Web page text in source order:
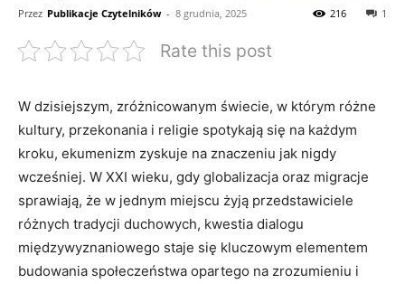
Przez Publikacje Czytelników - 8 grudnia, 2025 1
216
Rate this post
W dzisiejszym, zróżnicowanym świecie, w którym różne
kultury, ⁢przekonania i religie spotykają się ‌na każdym
⁤kroku, ekumenizm zyskuje na znaczeniu jak nigdy
wcześniej. W XXI wieku, gdy globalizacja oraz migracje
sprawiają, ‍że w jednym miejscu żyją przedstawiciele
różnych tradycji duchowych, ⁣kwestia dialogu
międzywyznaniowego staje się kluczowym elementem
budowania społeczeństwa opartego ⁤na ‍zrozumieniu i